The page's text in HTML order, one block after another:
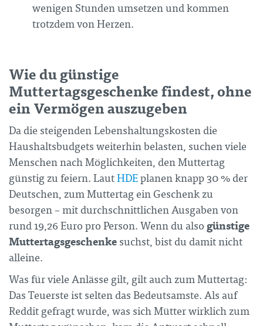
wenigen Stunden umsetzen und kommen
trotzdem von Herzen.
Wie du günstige
Muttertagsgeschenke findest, ohne
ein Vermögen auszugeben
Da die steigenden Lebenshaltungskosten die
Haushaltsbudgets weiterhin belasten, suchen viele
Menschen nach Möglichkeiten, den Muttertag
günstig zu feiern. LautHDEplanen knapp 30 % der
Deutschen, zum Muttertag ein Geschenk zu
besorgen – mit durchschnittlichen Ausgaben von
rund 19,26 Euro pro Person. Wenn du also günstige
Muttertagsgeschenke suchst, bist du damit nicht
alleine.
Was für viele Anlässe gilt, gilt auch zum Muttertag:
Das Teuerste ist selten das Bedeutsamste. Als auf
Reddit gefragt wurde, was sich Mütter wirklich zum